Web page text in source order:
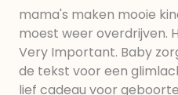
mama's maken mooie
moest weer overdrijven.
Very Important. Baby
de tekst voor een
lief cadeau voor